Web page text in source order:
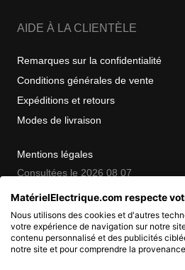
AIDE À LA CLIENTÈLE
Remarques sur la confidentialité
Conditions générales de vente
Expéditions et retours
Modes de livraison
Mentions légales
Consultées le 2026 08 07
COPYRIGHT
© 2007 - 2026 Nimbanet
MatérielElectrique.com respecte
Nous utilisons des cookies et d'autres
votre expérience de navigation sur notre
contenu personnalisé et des publicités
notre site et pour comprendre la